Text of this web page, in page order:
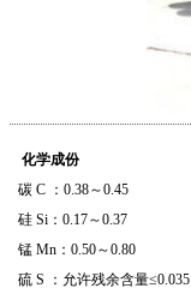
化学成份
碳 C ：0.38～0.45
硅 Si：0.17～0.37
锰 Mn：0.50～0.80
硫 S ：允许残余含量≤0.035